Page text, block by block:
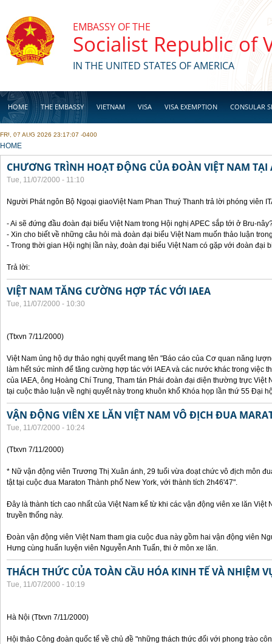
EMBASSY OF THE
Socialist Republic of
IN THE UNITED STATES OF AMERICA
HOME THE EMBASSY VIETNAM VISA VISA EXEMPTION CONSULAR
BUSINESS
FRI, 07 AUG 2026 23:17:07 -0400
YOU ARE HERE
HOME
CHƯƠNG TRÌNH HOẠT ĐỘNG CỦA ĐOÀN VIỆT NAM TẠI
Tue, 11/07/2000 - 11:10
Người Phát ngôn Bộ Ngoại giaoViệt Nam Phan Thuý Thanh trả lời phóng viên
- Ai sẽ đứng đầu đoàn đại biểu Việt Nam trong Hội nghị APEC sắp tới ở Bru-
- Xin cho biết về những câu hỏi mà đoàn đại biểu Việt Nam muốn thảo luận
- Trong thời gian Hội nghị lần này, đoàn đại biểu Việt Nam có gặp với đoàn đại
Trả lời:
VIỆT NAM TĂNG CƯỜNG HỢP TÁC VỚI IAEA
Tue, 11/07/2000 - 10:30
(Ttxvn 7/11/2000)
Việt Nam ủng hộ dự thảo nghị quyết mang tên "Báo cáo của Cơ quan năng
làm hết sức mình để tăng cường hợp tác với IAEA và các nước khác trong việc
của IAEA, ông Hoàng Chí Trung, Tham tán Phái đoàn đại diện thường trực Việt
tại cuộc thảo luận về nghị quyết này trong khuôn khổ Khóa họp lần thứ 55 Đại
VẬN ĐỘNG VIÊN XE LĂN VIỆT NAM VÔ ĐỊCH ĐUA
Tue, 11/07/2000 - 10:24
(Ttxvn 7/11/2000)
* Nữ vận động viên Trương Thị Xuân ánh, 29 tuổi vừa đoạt chức vô địch môn
tật tại cuộc đua Maraton Thành phố New York, với thành tích 2h46'47".
Đây là thành tích cao nhất của Việt Nam kể từ khi các vận động viên xe lăn Việt
truyền thống này.
Đoàn vận động viên Việt Nam tham gia cuộc đua này gồm hai vận động viên
Hưng cùng huấn luyện viên Nguyễn Anh Tuấn, thi ở môn xe lăn.
THÁCH THỨC CỦA TOÀN CẦU HÓA KINH TẾ VÀ NHIỆM
Tue, 11/07/2000 - 10:19
Hà Nội (Ttxvn 7/11/2000)
Hội thảo Công đoàn quốc tế về chủ đề "những thách thức đối với phong trào